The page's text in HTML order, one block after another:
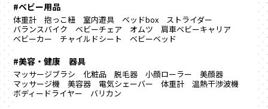
#ベビー用品
体重計 抱っこ紐 室内遊具 ベッドbox
ストライダー
バランスバイク
ベビーチェア オムツ
肩車ベビーキャリア
ベビーカー
チャイルドシート ベビーベッド
#美容・健康 器具
マッサージブラシ 化粧品 脱毛器 小顔ローラー
美顔器
マッサージ機
美容器 電気シェーバー 体重計
温熱干渉波機
ボディードライヤー
バリカン